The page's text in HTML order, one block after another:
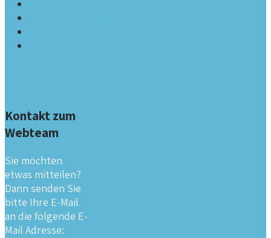
Kontakt zum
Webteam
Sie möchten
etwas mitteilen?
Dann senden Sie
bitte Ihre E-Mail
an die folgende E-
Mail Adresse: